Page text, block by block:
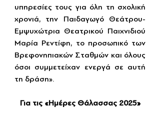
υπηρεσίες τους για όλη τη σχολική
χρονιά, την Παιδαγωγό Θεάτρου-
Εμψυχώτρια Θεατρικού Παιχνιδιού
Μαρία Ρεντίφη, το προσωπικό των
Βρεφονηπιακών Σταθμών και όλους
όσοι συμμετείχαν ενεργά σε αυτή
τη δράση».
Για τις «Ημέρες Θάλασσας 2025»